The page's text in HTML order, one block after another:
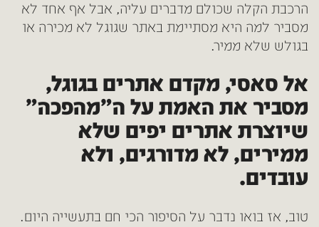
הרכבת הקלה שכולם מדברים עליה, אבל אף אחד לא
מסביר למה היא מסתיימת באתר שגוגל לא מכירה או
בגולש שלא ממיר.
אל סאסי, מקדם אתרים בגוגל,
מסביר את האמת על ה”מהפכה”
שיוצרת אתרים יפים שלא
ממירים, לא מדורגים, ולא
עובדים.
טוב, אז בואו נדבר על הסיפור הכי חם בתעשייה היום.